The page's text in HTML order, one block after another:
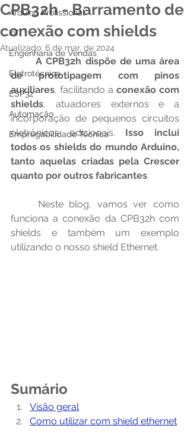
Arduino Profissional
IoT
Engenharia de Vendas
Eletrotécnica
ESP32
Automação
Empregabilidade Técnica
CPB32h - Barramento de
conexão com shields
Atualizado: 6 de mar. de 2024
A CPB32h dispõe de uma área
de prototipagem com pinos
auxiliares, facilitando a conexão com
shields, atuadores externos e a
incorporação de pequenos circuitos
eletrônicos adicionais. Isso inclui
todos os shields do mundo Arduino,
tanto aquelas criadas pela Crescer
quanto por outros fabricantes.
funciona a conexão da CPB32h com
shields e também um exemplo
utilizando o nosso shield Ethernet.
Sumário
Visão geral
Como utilizar com shield ethernet